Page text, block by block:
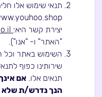
תנאי שימוש אלו
יצירת קשר היא:
"האתר" ו- "אנו").
השימוש באתר וכל
שירותינו כפוף
תנאים אלו. אם
הנך נדרש/ת שלא